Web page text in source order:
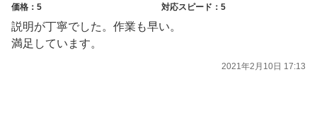
価格：5
対応スピード：5
説明が丁寧でした。作業も早い。
満足しています。
2021年2月10日 17:13